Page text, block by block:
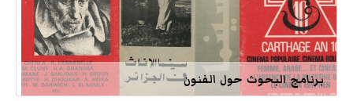
برنامج البحوث حول الفنون